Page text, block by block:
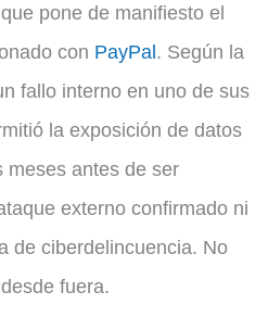
pone de manifiesto el
con PayPal. Según la
fallo interno en uno de sus
la exposición de datos
meses antes de ser
externo confirmado ni
de ciberdelincuencia. No
fuera.